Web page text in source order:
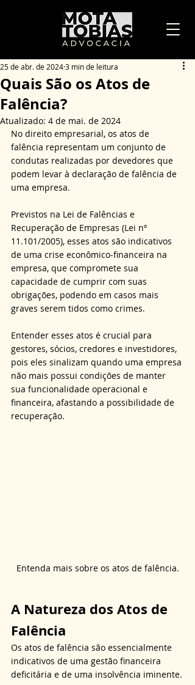
Quais São os Atos de
Falência?
25 de abr. de 20243 min de leitura
Atualizado: 4 de mai. de 2024
No direito empresarial, os atos de
falência representam um conjunto de
condutas realizadas por devedores que
podem levar à declaração de falência de
uma empresa.
Previstos na Lei de Falências e
Recuperação de Empresas (Lei nº
11.101/2005), esses atos são indicativos
de uma crise econômico-financeira na
empresa, que compromete sua
capacidade de cumprir com suas
obrigações, podendo em casos mais
graves serem tidos como crimes.
Entender esses atos é crucial para
gestores, sócios, credores e investidores,
pois eles sinalizam quando uma empresa
não mais possui condições de manter
sua funcionalidade operacional e
financeira, afastando a possibilidade de
recuperação.
Entenda mais sobre os atos de falência.
A Natureza dos Atos de
Falência
Os atos de falência são essencialmente
indicativos de uma gestão financeira
deficitária e de uma insolvência iminente.